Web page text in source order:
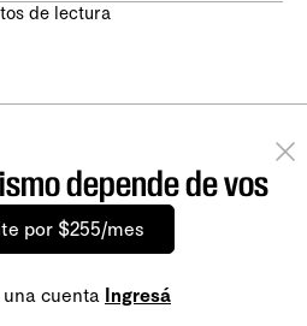
de lectura
depende de vos
por $255/mes
cuenta Ingresá